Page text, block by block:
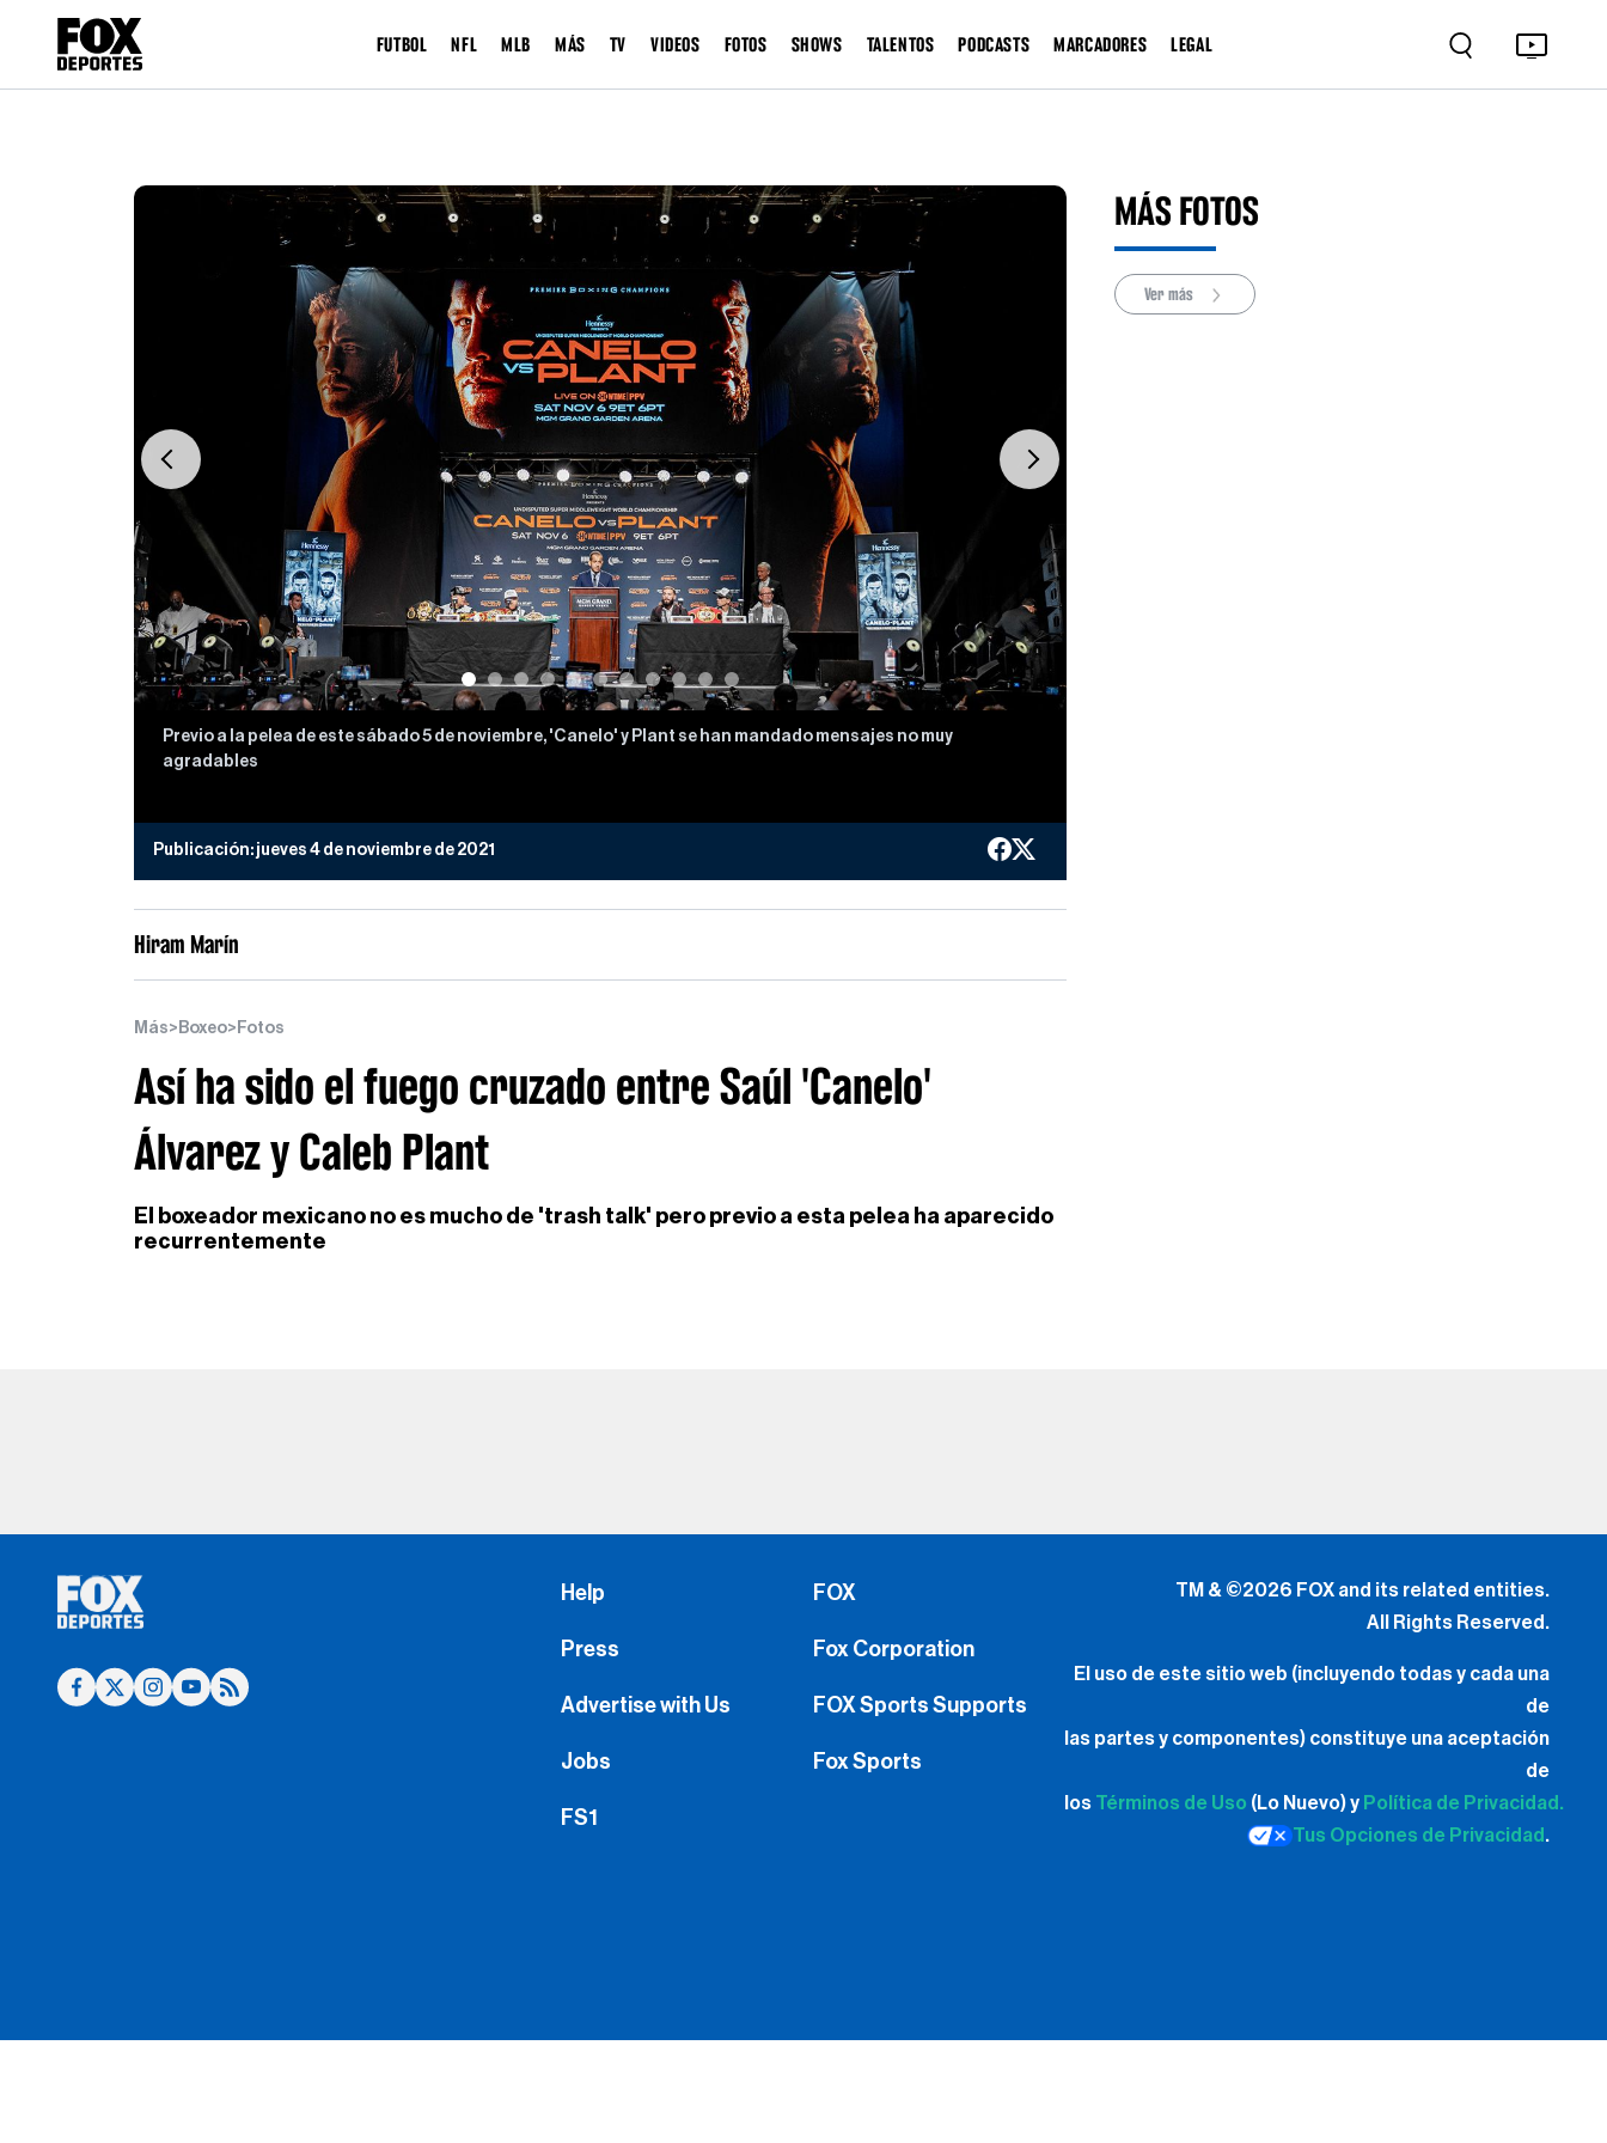
FUTBOL NFL MLB MÁS TV VIDEOS FOTOS SHOWS TALENTOS PODCASTS MARCADORES LEGAL
Previous Next
Previo a la pelea de este sábado 5 de noviembre, 'Canelo' y Plant se han mandado mensajes no muy
agradables
Publicación: jueves 4 de noviembre de 2021
Hiram Marín
Más> Boxeo> Fotos
Así ha sido el fuego cruzado entre Saúl 'Canelo'
Álvarez y Caleb Plant
El boxeador mexicano no es mucho de 'trash talk' pero previo a esta pelea ha aparecido
recurrentemente
MÁS FOTOS
Ver más
Help
Press
Advertise with Us
Jobs
FS1
FOX
Fox Corporation
FOX Sports Supports
Fox Sports
TM & ©2026 FOX and its related entities.
All Rights Reserved.
El uso de este sitio web (incluyendo todas y cada una
de
las partes y componentes) constituye una aceptación
de
los Términos de Uso (Lo Nuevo) y Política de Privacidad.
Tus Opciones de Privacidad .